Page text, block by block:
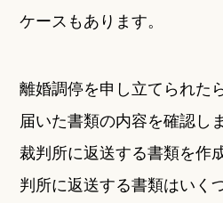
ケースもあります。
離婚調停を申し立てられた
届いた書類の内容を確認し
裁判所に返送する書類を作
判所に返送する書類はいく